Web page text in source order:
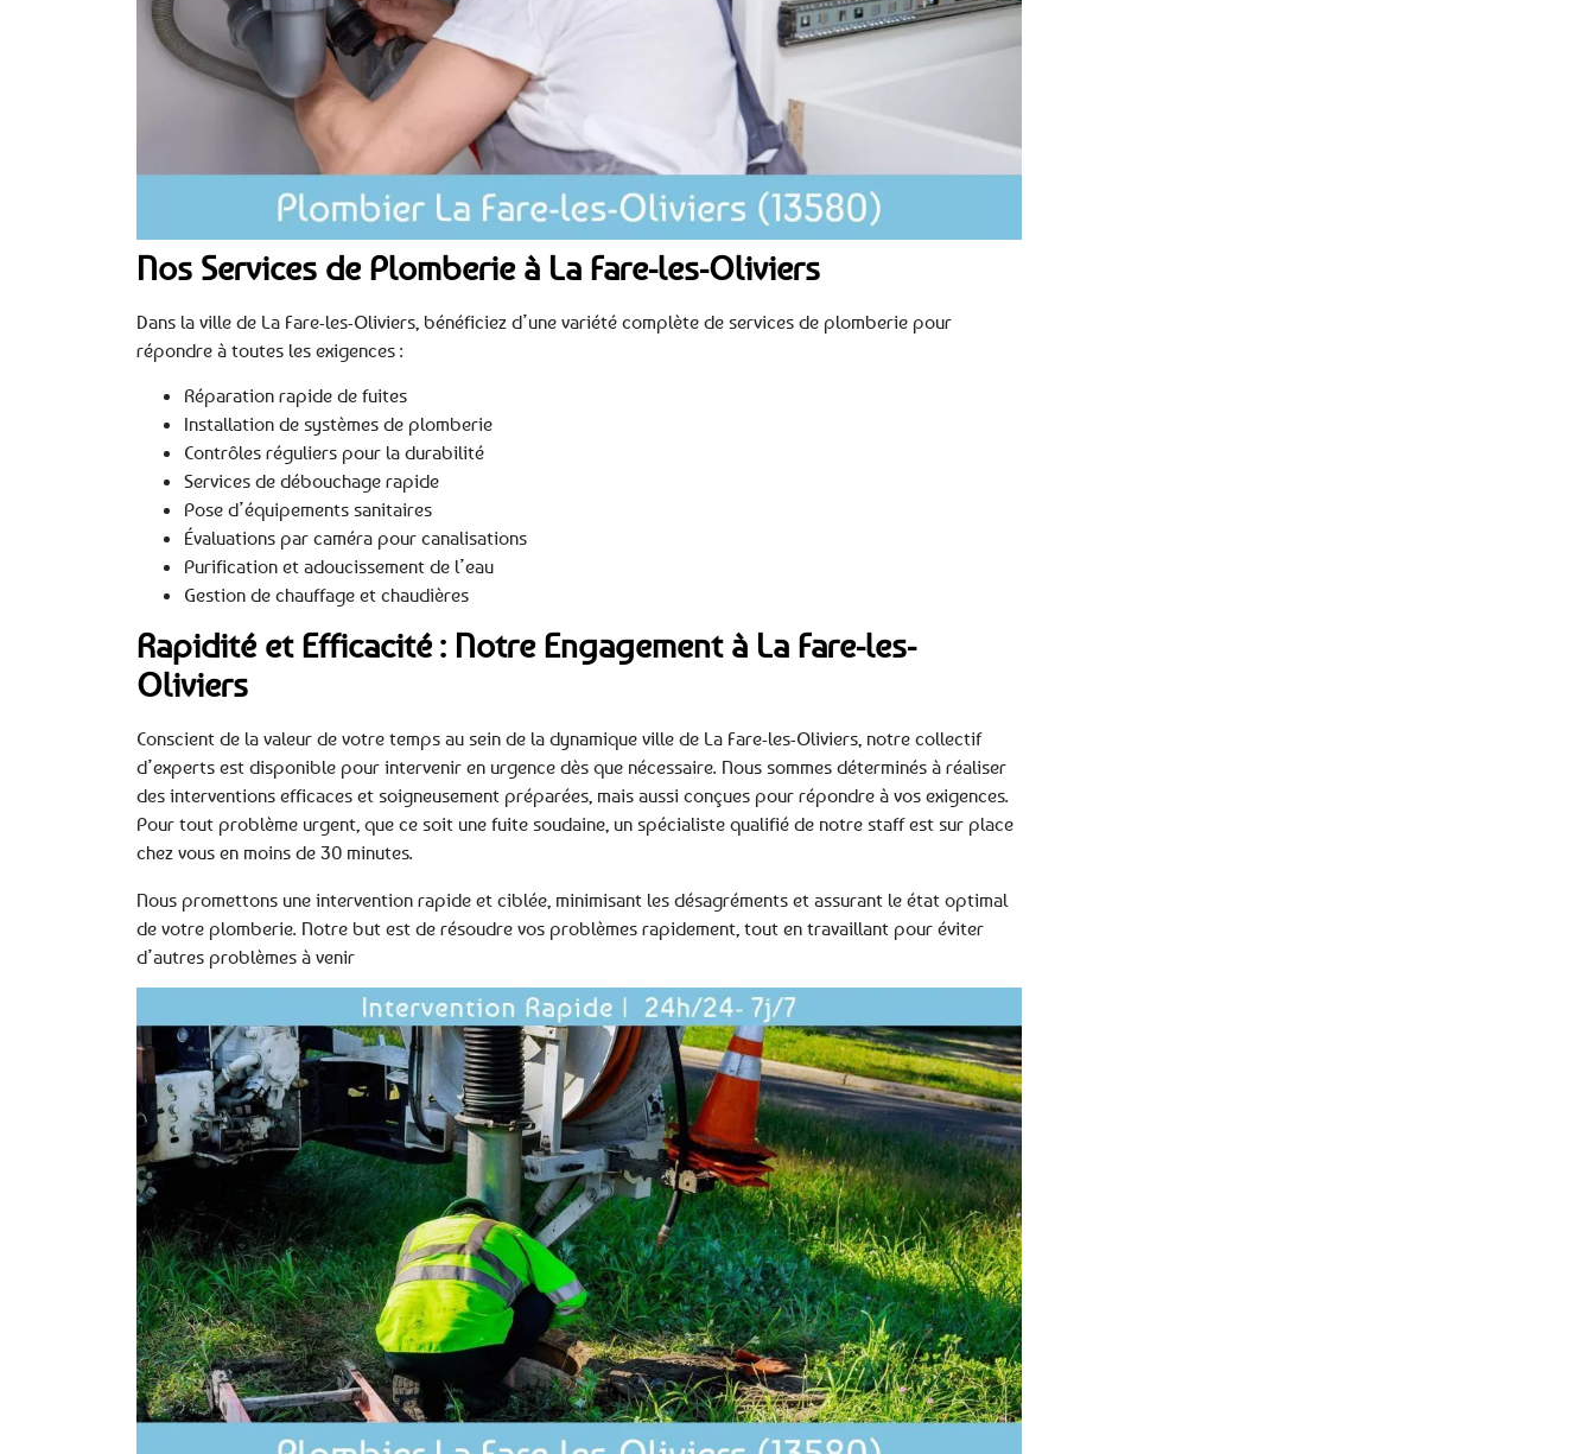
Nos Services de Plomberie à La Fare-les-Oliviers
Dans la ville de La Fare-les-Oliviers, bénéficiez d’une variété complète de services de plomberie pour
répondre à toutes les exigences :
Réparation rapide de fuites
Installation de systèmes de plomberie
Contrôles réguliers pour la durabilité
Services de débouchage rapide
Pose d’équipements sanitaires
Évaluations par caméra pour canalisations
Purification et adoucissement de l’eau
Gestion de chauffage et chaudières
Rapidité et Efficacité : Notre Engagement à La Fare-les-
Oliviers
Conscient de la valeur de votre temps au sein de la dynamique ville de La Fare-les-Oliviers, notre collectif
d’experts est disponible pour intervenir en urgence dès que nécessaire. Nous sommes déterminés à réaliser
des interventions efficaces et soigneusement préparées, mais aussi conçues pour répondre à vos exigences.
Pour tout problème urgent, que ce soit une fuite soudaine, un spécialiste qualifié de notre staff est sur place
chez vous en moins de 30 minutes.
Nous promettons une intervention rapide et ciblée, minimisant les désagréments et assurant le état optimal
de votre plomberie. Notre but est de résoudre vos problèmes rapidement, tout en travaillant pour éviter
d’autres problèmes à venir